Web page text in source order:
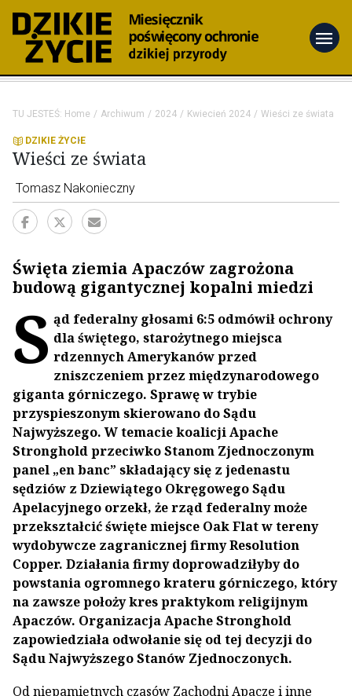
menu
TU JESTEŚ: Home Archiwum 2024 Kwiecień 2024 Wieści ze świata
DZIKIE ŻYCIE
Wieści ze świata
Tomasz Nakonieczny
Święta ziemia Apaczów zagrożona
budową gigantycznej kopalni miedzi
S ąd federalny głosami 6:5 odmówił ochrony
dla świętego, starożytnego miejsca
rdzennych Amerykanów przed
zniszczeniem przez międzynarodowego
giganta górniczego. Sprawę w trybie
przyspieszonym skierowano do Sądu
Najwyższego. W temacie koalicji Apache
Stronghold przeciwko Stanom Zjednoczonym
panel „en banc” składający się z jedenastu
sędziów z Dziewiątego Okręgowego Sądu
Apelacyjnego orzekł, że rząd federalny może
przekształcić święte miejsce Oak Flat w tereny
wydobywcze zagranicznej firmy Resolution
Copper. Działania firmy doprowadziłyby do
powstania ogromnego krateru górniczego, który
na zawsze położy kres praktykom religijnym
Apaczów. Organizacja Apache Stronghold
zapowiedziała odwołanie się od tej decyzji do
Sądu Najwyższego Stanów Zjednoczonych.
Od niepamiętnych czasów Zachodni Apacze i inne